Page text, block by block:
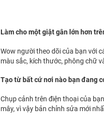
Làm cho một giật gân lớn hơn
Wow người theo dõi của bạn với
màu sắc, kích thước, phông chữ
Tạo từ bất cứ nơi nào bạn đang
Chụp cảnh trên điện thoại của
mây, vì vậy bản chỉnh sửa mới